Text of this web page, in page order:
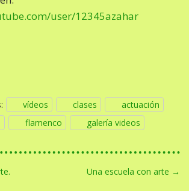
user/12345azahar
vídeos clases
actuación
flamenco galería videos
Una escuela con arte →